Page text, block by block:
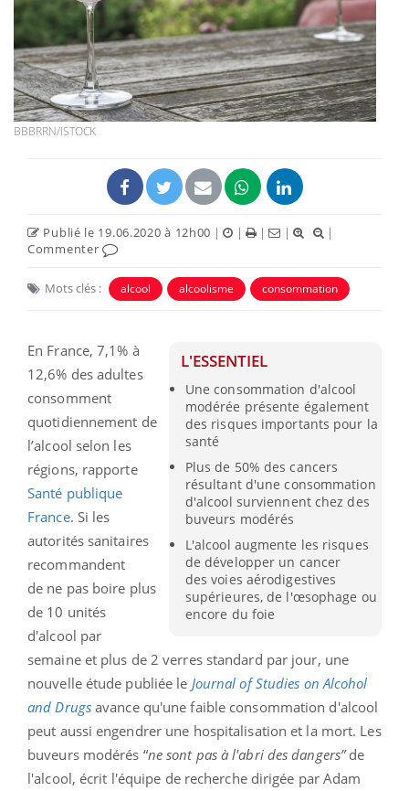
BBBRRN/ISTOCK
Publié le 19.06.2020 à 12h00 | | | |
|
Commenter
Mots clés : alcool alcoolisme consommation
L'ESSENTIEL
Une consommation d'alcool
modérée présente également
des risques importants pour la
santé
Plus de 50% des cancers
résultant d'une consommation
d'alcool surviennent chez des
buveurs modérés
L'alcool augmente les risques
de développer un cancer
des voies aérodigestives
supérieures, de l'œsophage ou
encore du foie
En France, 7,1% à
12,6% des adultes
consomment
quotidiennement de
l’alcool selon les
régions, rapporte
Santé publique
France. Si les
autorités sanitaires
recommandent
de ne pas boire plus
de 10 unités
d'alcool par
semaine et plus de 2 verres standard par jour, une
nouvelle étude publiée le Journal of Studies on Alcohol
and Drugsavance qu'une faible consommation d'alcool
peut aussi engendrer une hospitalisation et la mort. Les
buveurs modérés “ne sont pas à l'abri des dangers”de
l'alcool, écrit l'équipe de recherche dirigée par Adam